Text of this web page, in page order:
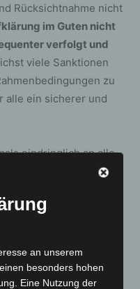
Rücksichtnahme nicht
im Guten nicht
verfolgt und
viele Sanktionen
zu
alle ein sicherer und
eindringlich an alle
zu lassen, sondern
zu entsorgen.
die Umwelt,
und verursachen
Nur wenn
Silbersee ein Ort
unbeschwert
an unserem
besonders hohen
Eine Nutzung der